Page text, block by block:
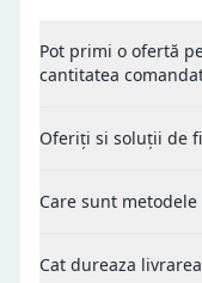
Pot primi o ofertă
cantitatea
Oferiți si soluții de
Care sunt
Cat dureaza